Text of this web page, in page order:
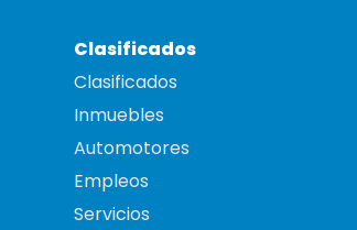
Clasificados
Clasificados
Inmuebles
Automotores
Empleos
Servicios